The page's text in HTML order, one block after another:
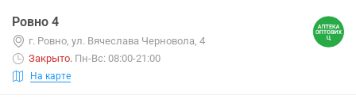
Ровно 4
г. Ровно, ул. Вячеслава Черновола, 4
Закрыто. Пн-Вс: 08:00-21:00
На карте